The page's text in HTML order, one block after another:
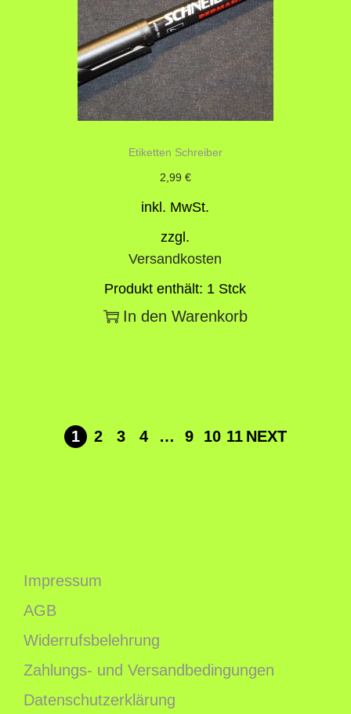
Etiketten Schreiber
2,99 €
inkl. MwSt.
zzgl.
Versandkosten
Produkt enthält: 1 Stck
In den Warenkorb
1 2 3 4 … 9 10 11 NEXT
Impressum
AGB
Widerrufsbelehrung
Zahlungs- und Versandbedingungen
Datenschutzerklärung